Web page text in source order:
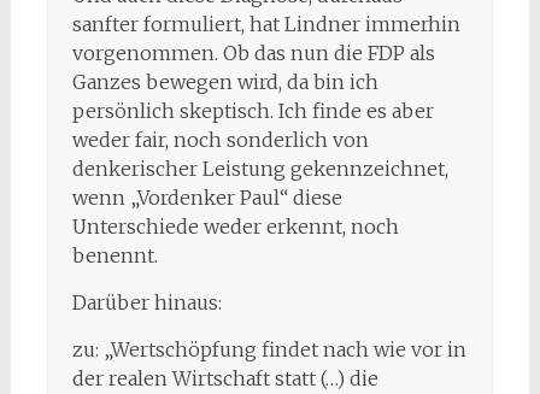
sanfter formuliert, hat Lindner immerhin
vorgenommen. Ob das nun die FDP als
Ganzes bewegen wird, da bin ich
persönlich skeptisch. Ich finde es aber
weder fair, noch sonderlich von
denkerischer Leistung gekennzeichnet,
wenn „Vordenker Paul“ diese
Unterschiede weder erkennt, noch
benennt.
Darüber hinaus:
zu: „Wertschöpfung findet nach wie vor in
der realen Wirtschaft statt (…) die